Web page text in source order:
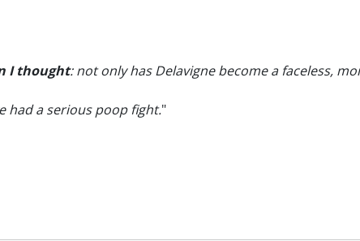
I thought: not only has Delavigne become a faceless,
had a serious poop fight."